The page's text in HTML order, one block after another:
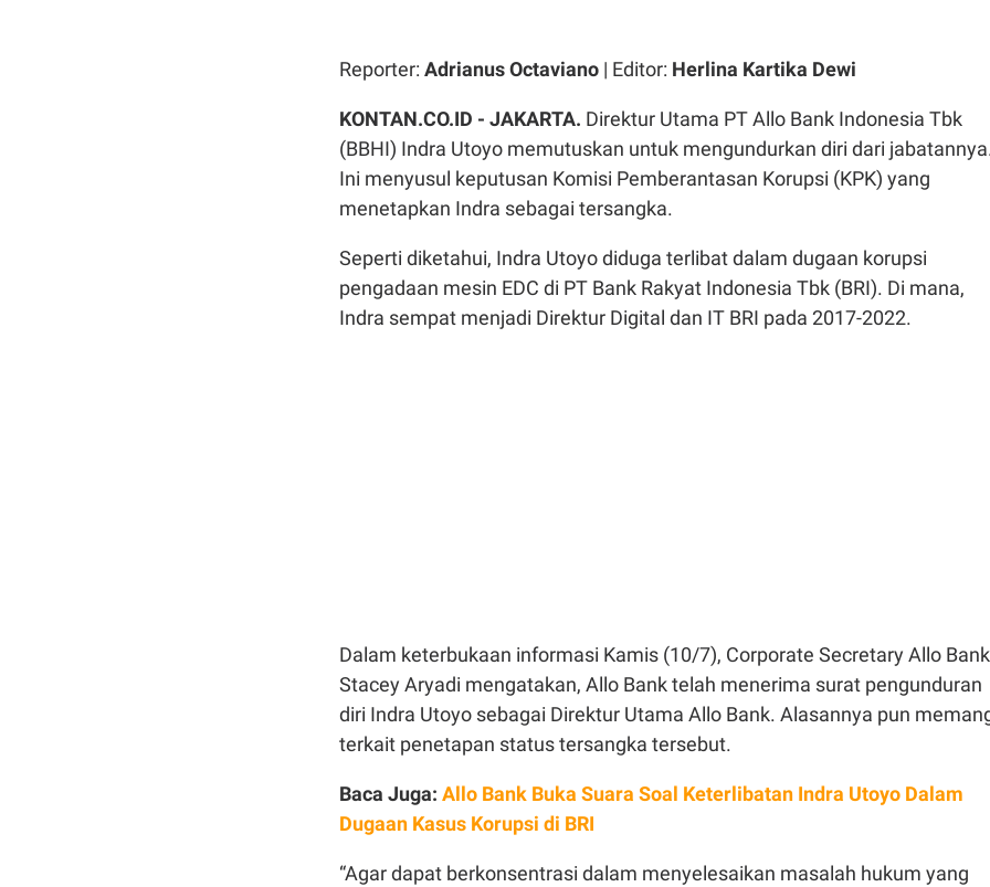
Reporter: Adrianus Octaviano | Editor: Herlina Kartika Dewi
KONTAN.CO.ID - JAKARTA. Direktur Utama PT Allo Bank Indonesia Tbk
(BBHI) Indra Utoyo memutuskan untuk mengundurkan diri dari
Ini menyusul keputusan Komisi Pemberantasan Korupsi (KPK) yang
menetapkan Indra sebagai tersangka.
Seperti diketahui, Indra Utoyo diduga terlibat dalam dugaan korupsi
pengadaan mesin EDC di PT Bank Rakyat Indonesia Tbk (BRI). Di mana,
Indra sempat menjadi Direktur Digital dan IT BRI pada 2017-2022.
Dalam keterbukaan informasi Kamis (10/7), Corporate Secretary Allo Bank
Stacey Aryadi mengatakan, Allo Bank telah menerima surat pengunduran
diri Indra Utoyo sebagai Direktur Utama Allo Bank. Alasannya pun
terkait penetapan status tersangka tersebut.
Baca Juga: Allo Bank Buka Suara Soal Keterlibatan Indra Utoyo Dalam
Dugaan Kasus Korupsi di BRI
“Agar dapat berkonsentrasi dalam menyelesaikan masalah hukum yang